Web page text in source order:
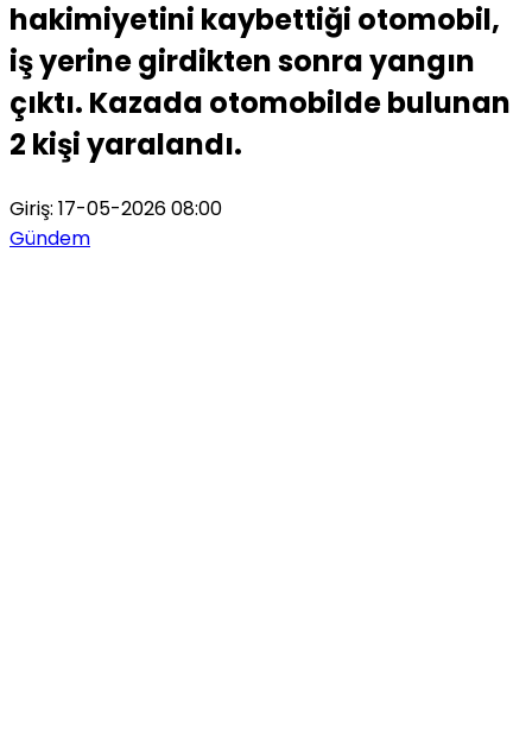
hakimiyetini kaybettiği otomobil,
iş yerine girdikten sonra yangın
çıktı. Kazada otomobilde bulunan
2 kişi yaralandı.
Giriş: 17-05-2026 08:00
Gündem